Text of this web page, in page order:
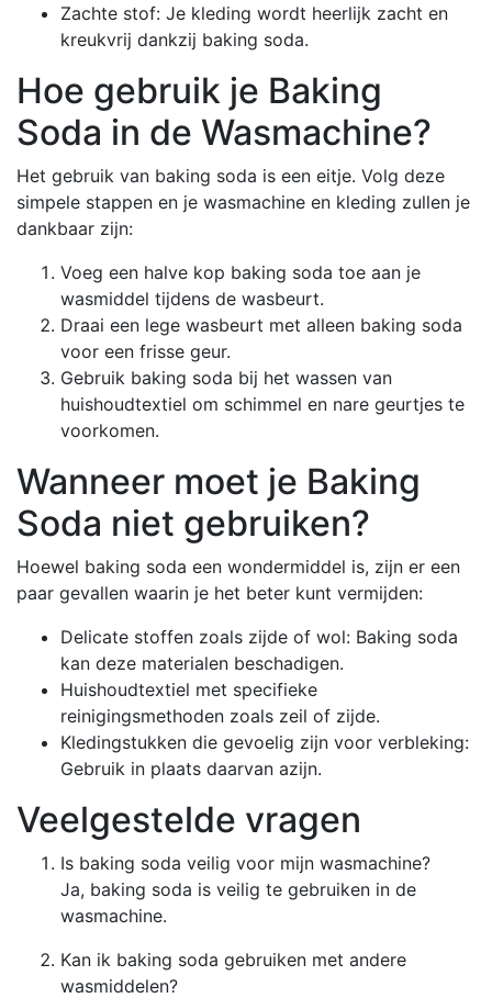
Zachte stof: Je kleding wordt heerlijk zacht en
kreukvrij dankzij baking soda.
Hoe gebruik je Baking
Soda in de Wasmachine?
Het gebruik van baking soda is een eitje. Volg deze
simpele stappen en je wasmachine en kleding zullen je
dankbaar zijn:
Voeg een halve kop baking soda toe aan je
wasmiddel tijdens de wasbeurt.
Draai een lege wasbeurt met alleen baking soda
voor een frisse geur.
Gebruik baking soda bij het wassen van
huishoudtextiel om schimmel en nare geurtjes te
voorkomen.
Wanneer moet je Baking
Soda niet gebruiken?
Hoewel baking soda een wondermiddel is, zijn er een
paar gevallen waarin je het beter kunt vermijden:
Delicate stoffen zoals zijde of wol: Baking soda
kan deze materialen beschadigen.
Huishoudtextiel met specifieke
reinigingsmethoden zoals zeil of zijde.
Kledingstukken die gevoelig zijn voor verbleking:
Gebruik in plaats daarvan azijn.
Veelgestelde vragen
Is baking soda veilig voor mijn wasmachine?
Ja, baking soda is veilig te gebruiken in de
wasmachine.
Kan ik baking soda gebruiken met andere
wasmiddelen?